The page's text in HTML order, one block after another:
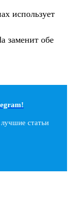
использует
заменит обе
статьи